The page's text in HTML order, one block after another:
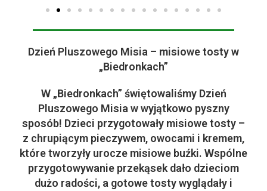
Dzień Pluszowego Misia – misiowe tosty w
„Biedronkach”
W „Biedronkach” świętowaliśmy Dzień
Pluszowego Misia w wyjątkowo pyszny
sposób! Dzieci przygotowały misiowe tosty –
z chrupiącym pieczywem, owocami i kremem,
które tworzyły urocze misiowe buźki. Wspólne
przygotowywanie przekąsek dało dzieciom
dużo radości, a gotowe tosty wyglądały i